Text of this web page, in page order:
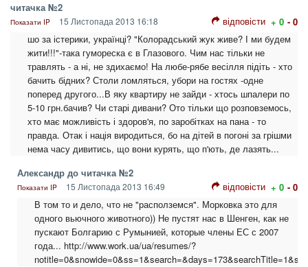
читачка №2
Показати IP 15 Листопада 2013 16:18 відповісти + 0 - 0
шо за істерики, українці? "Колорадський жук живе? І ми будем
жити!!!"-така гумореска є в Глазового. Чим нас тільки не
травлять - а ні, не здихаємо! На любе-рябе весілля підіть - хто
бачить бідних? Столи ломляться, убори на гостях -одне
поперед другого...В яку квартиру не зайди - хтось шпалери по
5-10 грн.бачив? Чи старі дивани? Ото тільки що розповземось,
хто має можливість і здоров'я, по заробітках на пана - то
правда. Отак і нація виродиться, бо на дітей в погоні за грішми
нема часу дивитись, що вони курять, що п'ють, де лазять...
Александр до читачка №2
Показати IP 15 Листопада 2013 16:49 відповісти + 0 - 0
В том то и дело, что не "располземся". Морковка это для
одного вьючного животного)) Не пустят нас в Шенген, как не
пускают Болгарию с Румынией, которые члены ЕС с 2007
года... http://www.work.ua/ua/resumes/?